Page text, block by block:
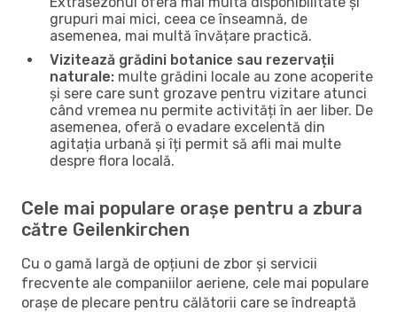
grupuri mai mici, ceea ce înseamnă, de
asemenea, mai multă învățare practică.
Vizitează grădini botanice sau rezervații
naturale: multe grădini locale au zone acoperite
și sere care sunt grozave pentru vizitare atunci
când vremea nu permite activități în aer liber. De
asemenea, oferă o evadare excelentă din
agitația urbană și îți permit să afli mai multe
despre flora locală.
Cele mai populare orașe pentru a zbura
către Geilenkirchen
Cu o gamă largă de opțiuni de zbor și servicii
frecvente ale companiilor aeriene, cele mai populare
orașe de plecare pentru călătorii care se îndreaptă